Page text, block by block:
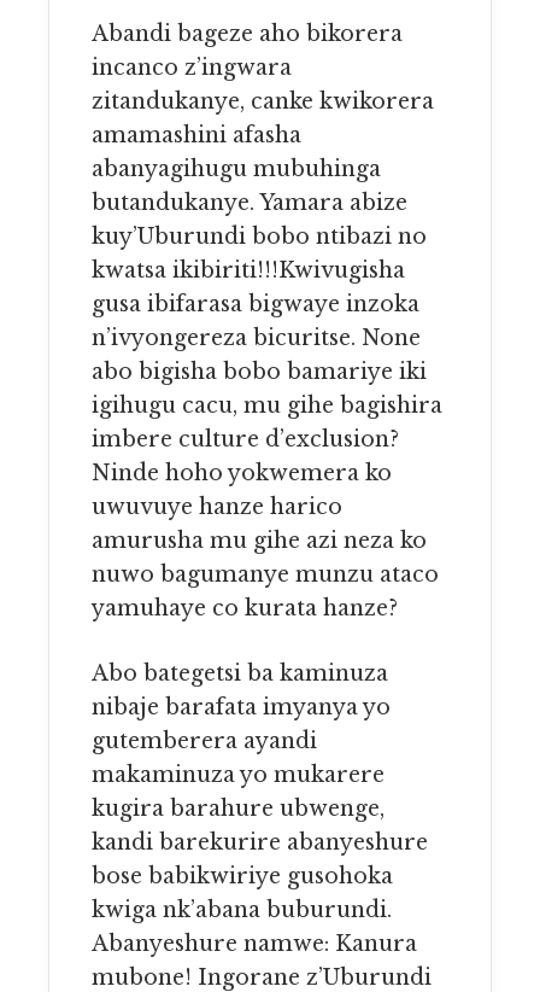
Abandi bageze aho bikorera
incanco z’ingwara
zitandukanye, canke kwikorera
amamashini afasha
abanyagihugu mubuhinga
butandukanye. Yamara abize
kuy’Uburundi bobo ntibazi no
kwatsa ikibiriti!!!Kwivugisha
gusa ibifarasa bigwaye inzoka
n’ivyongereza bicuritse. None
abo bigisha bobo bamariye iki
igihugu cacu, mu gihe bagishira
imbere culture d’exclusion?
Ninde hoho yokwemera ko
uwuvuye hanze harico
amurusha mu gihe azi neza ko
nuwo bagumanye munzu ataco
yamuhaye co kurata hanze?
Abo bategetsi ba kaminuza
nibaje barafata imyanya yo
gutemberera ayandi
makaminuza yo mukarere
kugira barahure ubwenge,
kandi barekurire abanyeshure
bose babikwiriye gusohoka
kwiga nk’abana buburundi.
Abanyeshure namwe: Kanura
mubone! Ingorane z’Uburundi